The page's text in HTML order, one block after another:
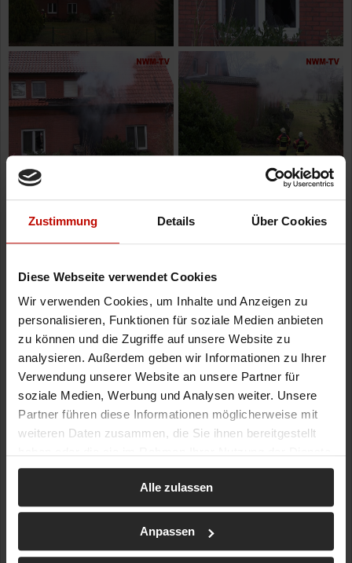
Zustimmung Details Über Cookies
Diese Webseite verwendet Cookies
Wir verwenden Cookies, um Inhalte und Anzeigen zu
personalisieren, Funktionen für soziale Medien anbieten
zu können und die Zugriffe auf unsere Website zu
analysieren. Außerdem geben wir Informationen zu Ihrer
Verwendung unserer Website an unsere Partner für
soziale Medien, Werbung und Analysen weiter. Unsere
Partner führen diese Informationen möglicherweise mit
weiteren Daten zusammen, die Sie ihnen bereitgestellt
gesammelt haben.
Alle zulassen
Anpassen
Ort: NW / Ladbergen / Kreis Steinfurt
Feuer im Saunabereich